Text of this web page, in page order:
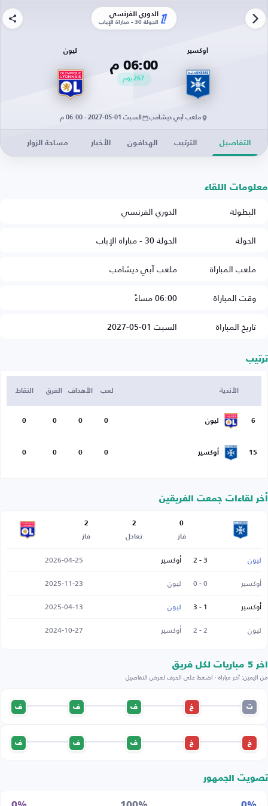
الدوري الفرنسي
الجولة 30 - مباراة الإياب
أوكسير
06:00 م
267يوم
ليون
ملعب آبي ديشامب السبت 01-05-2027 · 06:00 م
التفاصيل الترتيب الهدافون الأخبار مساحة الزوار
معلومات اللقاء
البطولة
الدوري الفرنسي
الجولة
الجولة 30 - مباراة الإياب
ملعب المباراة
ملعب آبي ديشامب
وقت المباراة
06:00 مساءً
تاريخ المباراة
السبت 01-05-2027
ترتيب
الأندية لعب الأهداف الفرق النقاط
6 ليون 0
0
0
0
15 أوكسير 0
0
0
0
أخر لقاءات جمعت الفريقين
0
فاز
2
تعادل
2
فاز
ليون 3 - 2 أوكسير
2026-04-25
أوكسير
0 - 0 ليون
2025-11-23
أوكسير
1 - 3 ليون
2025-04-13
ليون
2 - 2 أوكسير 2024-10-27
اخر 5 مباريات لكل فريق
من اليمين: آخر مباراة · اضغط على الحرف لعرض التفاصيل
ت خ ف ف ف
خ خ ف ف ف
تصويت الجمهور